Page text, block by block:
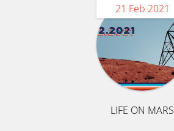
21 Feb 2021
LIFE ON MARS